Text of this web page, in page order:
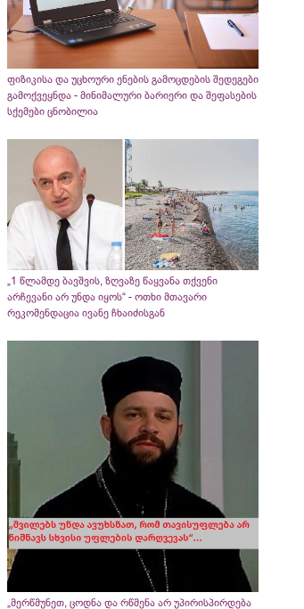
ფიზიკისა და უცხოური ენების გამოცდების შედეგები
გამოქვეყნდა - მინიმალური ბარიერი და შეფასების
სქემები ცნობილია
„1 წლამდე ბავშვის, ზღვაზე წაყვანა თქვენი
არჩევანი არ უნდა იყოს“ - ოთხი მთავარი
რეკომენდაცია ივანე ჩხაიძისგან
„მერწმუნეთ, ცოდნა და რწმენა არ უპირისპირდება